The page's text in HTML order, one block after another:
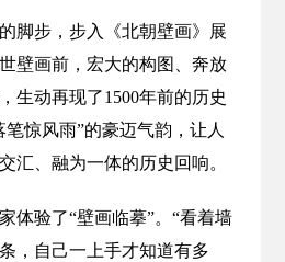
步，步入《北朝壁画》展
壁画前，宏大的构图、奔放
生动再现了1500年前的历史
惊风雨”的豪迈气韵，让人
汇、融为一体的历史回响。
验了“壁画临摹”。“看着墙
，自己一上手才知道有多